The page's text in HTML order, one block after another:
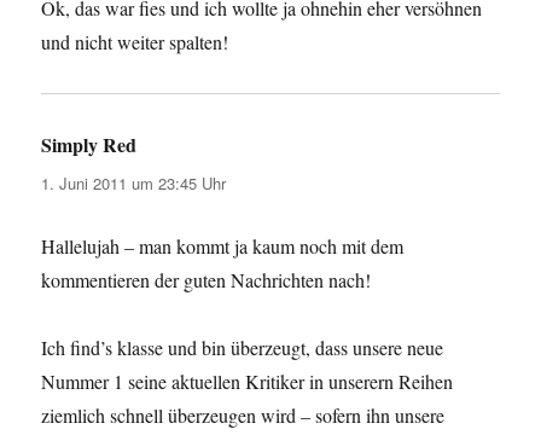
Ok, das war fies und ich wollte ja ohnehin eher versöhnen
und nicht weiter spalten!
Simply Red
1. Juni 2011 um 23:45 Uhr
Hallelujah – man kommt ja kaum noch mit dem
kommentieren der guten Nachrichten nach!
Ich find’s klasse und bin überzeugt, dass unsere neue
Nummer 1 seine aktuellen Kritiker in unserern Reihen
ziemlich schnell überzeugen wird – sofern ihn unsere